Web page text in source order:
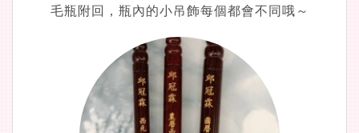
毛瓶附回，瓶內的小吊飾每個都會不同哦～